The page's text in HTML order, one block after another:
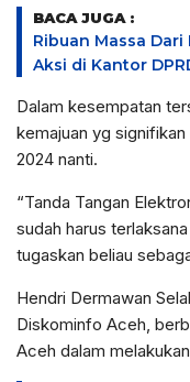
BACA JUGA :
Ribuan Massa
Aksi di Kantor
Dalam kesempatan
kemajuan yg
2024 nanti.
“Tanda Tangan
sudah harus
tugaskan beliau
Hendri Dermawan
Diskominfo Aceh,
Aceh dalam